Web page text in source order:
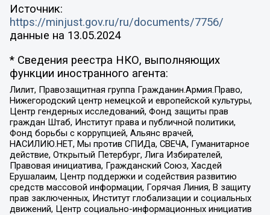
Источник:
https://minjust.gov.ru/ru/documents/7756/
данные на 13.05.2024
* Сведения реестра НКО, выполняющих
функции иностранного агента:
Лилит, Правозащитная группа Гражданин.Армия.Право,
Нижегородский центр немецкой и европейской культуры,
Центр гендерных исследований, Фонд защиты прав
граждан Штаб, Институт права и публичной политики,
Фонд борьбы с коррупцией, Альянс врачей,
НАСИЛИЮ.НЕТ, Мы против СПИДа, СВЕЧА, Гуманитарное
действие, Открытый Петербург, Лига Избирателей,
Правовая инициатива, Гражданский Союз, Хасдей
Ерушалаим, Центр поддержки и содействия развитию
средств массовой информации, Горячая Линия, В защиту
прав заключенных, Институт глобализации и социальных
движений, Центр социально-информационных инициатив